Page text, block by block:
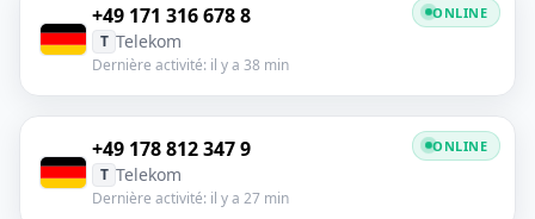
+49 171 316 678 8
T Telekom
Dernière activité: il y a 38 min
ONLINE
+49 178 812 347 9
T Telekom
Dernière activité: il y a 27 min
ONLINE